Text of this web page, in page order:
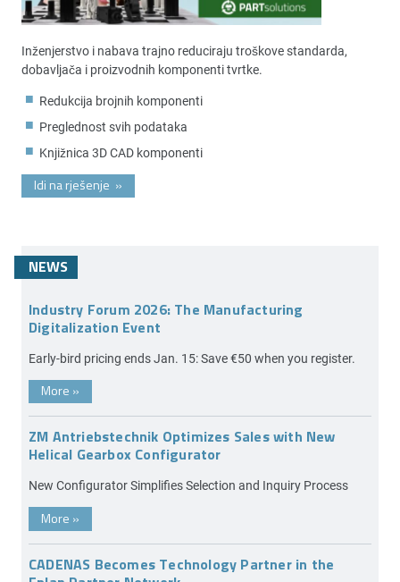
Inženjerstvo i nabava trajno reduciraju troškove standarda,
dobavljača i proizvodnih komponenti tvrtke.
Redukcija brojnih komponenti
Preglednost svih podataka
Knjižnica 3D CAD komponenti
Idi na rješenje »
NEWS
Industry Forum 2026: The Manufacturing
Digitalization Event
Early-bird pricing ends Jan. 15: Save €50 when you register.
More »
ZM Antriebstechnik Optimizes Sales with New
Helical Gearbox Configurator
New Configurator Simplifies Selection and Inquiry Process
More »
CADENAS Becomes Technology Partner in the